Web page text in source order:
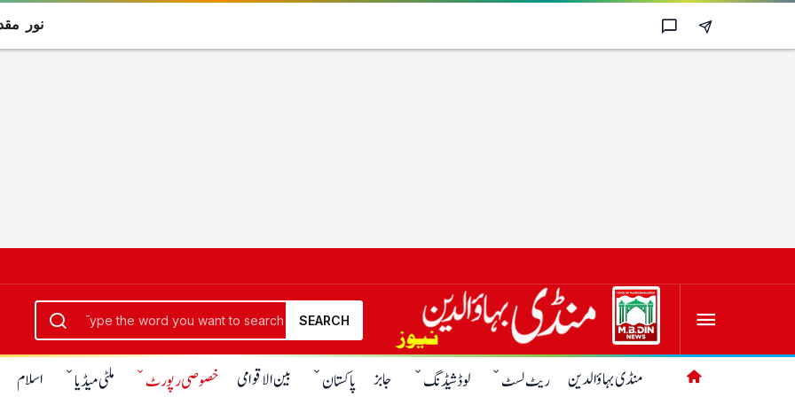
SEARCH
منڈی بہاؤالدین ریٹ لسٹ لوڈشیڈنگ جابز پاکستان بین الاقوامی خصوصی رپورٹ ملٹی میڈیا اسلام
نور